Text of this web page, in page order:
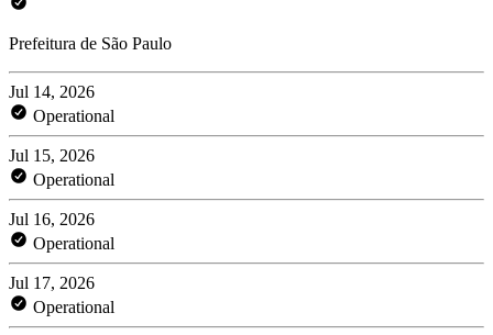
Prefeitura de São Paulo
Jul 14, 2026
Operational
Jul 15, 2026
Operational
Jul 16, 2026
Operational
Jul 17, 2026
Operational